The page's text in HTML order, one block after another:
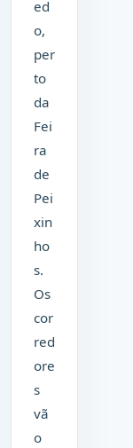
ed
o,
per
to
da
Fei
ra
de
Pei
xin
ho
s.
Os
cor
red
ore
s
vã
o